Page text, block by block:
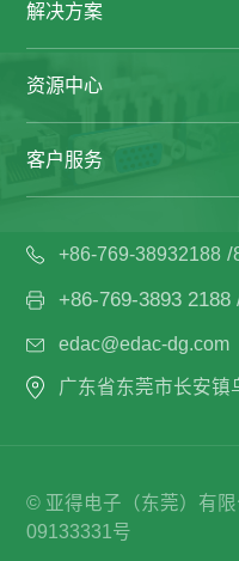
解决方案
资源中心
客户服务
+86-769-38932188 /
+86-769-3893 2188
edac@edac-dg.com
广东省东莞市长安镇
© 亚得电子（东莞）有
09133331号